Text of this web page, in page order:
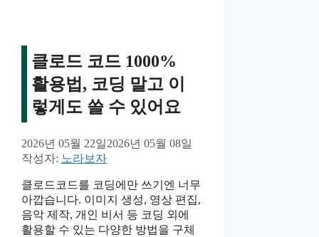
클로드 코드 1000%
활용법, 코딩 말고 이
렇게도 쓸 수 있어요
2026년 05월 22일2026년 05월 08일
작성자: 노라보자
클로드코드를 코딩에만 쓰기엔 너무
아깝습니다. 이미지 생성, 영상 편집,
음악 제작, 개인 비서 등 코딩 외에
활용할 수 있는 다양한 방법을 구체